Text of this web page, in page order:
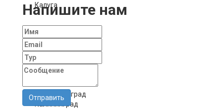
Калуга
Калининград
Напишите нам